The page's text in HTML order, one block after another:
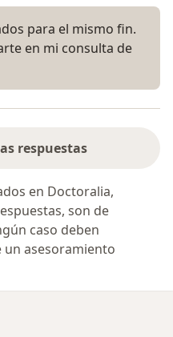
para el mismo fin.
en mi consulta de
respuestas
en Doctoralia,
son de
caso deben
asesoramiento